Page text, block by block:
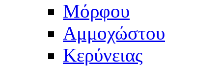
Μόρφου
Αμμοχώστου
Κερύνειας